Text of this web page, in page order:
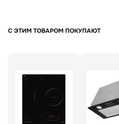
С ЭТИМ ТОВАРОМ ПОКУПАЮТ